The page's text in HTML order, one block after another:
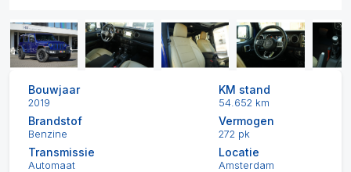
Bouwjaar
2019
KM stand
54.652 km
Brandstof
Benzine
Vermogen
272 pk
Transmissie
Automaat
Locatie
Amsterdam